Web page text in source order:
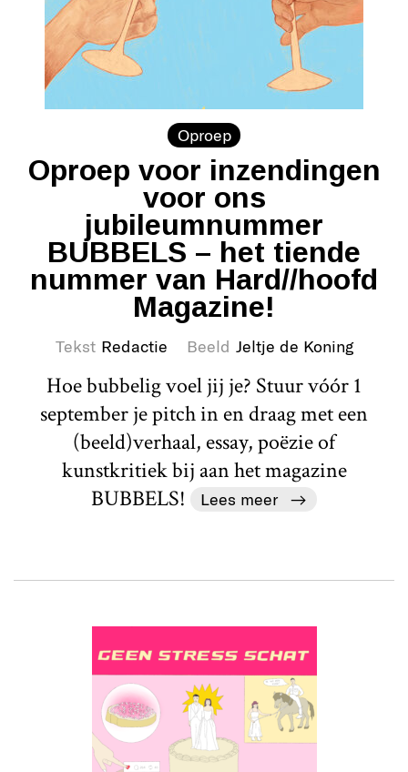
Oproep
Oproep voor inzendingen
voor ons
jubileumnummer
BUBBELS – het tiende
nummer van Hard//hoofd
Magazine!
Tekst Redactie Beeld Jeltje de Koning
Hoe bubbelig voel jij je? Stuur vóór 1
september je pitch in en draag met een
(beeld)verhaal, essay, poëzie of
kunstkritiek bij aan het magazine
BUBBELS!
Lees meer